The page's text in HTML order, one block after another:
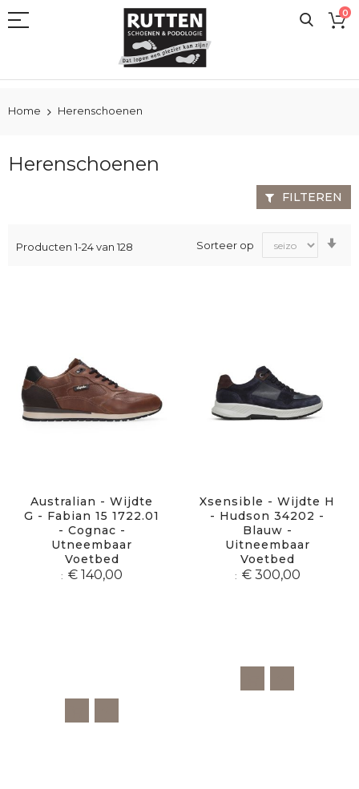
naar
0
Home Herenschoenen
Herenschoenen
Producten 1-24van 128 Sorteer op
Australian - Wijdte
G - Fabian 15 1722.01
- Cognac -
Utneembaar
Voetbed
€ 140,00
Xsensible - Wijdte H
- Hudson 34202 -
Blauw -
Uitneembaar
Voetbed
€ 300,00
FILTEREN